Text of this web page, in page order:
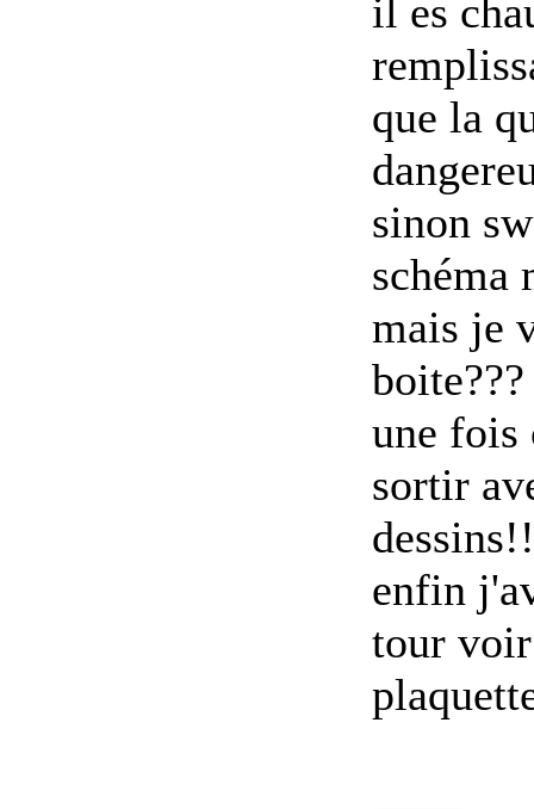
il es
que la
sinon
schéma
mais je
boite???
une fois
sortir
enfin
tour